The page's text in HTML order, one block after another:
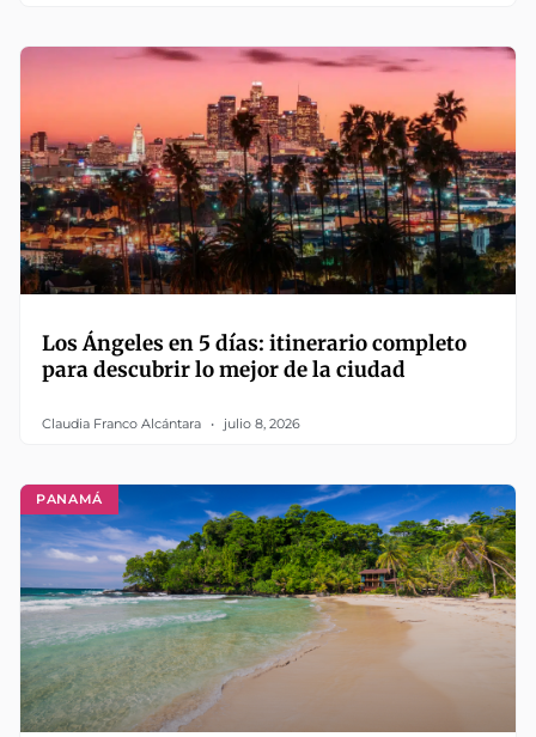
Los Ángeles en 5 días: itinerario completo
para descubrir lo mejor de la ciudad
Claudia Franco Alcántara julio 8, 2026
PANAMÁ